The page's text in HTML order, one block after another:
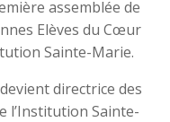
assemblée de
Elèves du Cœur
Sainte-Marie.
directrice des
l’Institution Sainte-